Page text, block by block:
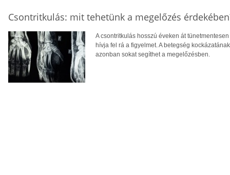
Csontritkulás: mit tehetünk a megelőzés
A csontritkulás hosszú éveken át
hívja fel rá a figyelmet. A betegség
azonban sokat segíthet a megelőzésben.